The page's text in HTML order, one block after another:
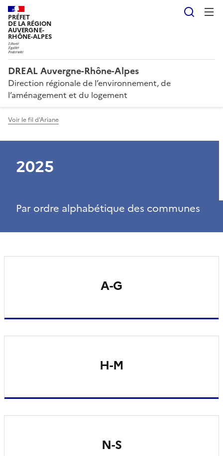
PRÉFET
DE LA RÉGION
AUVERGNE-
RHÔNE-ALPES
DREAL Auvergne-Rhône-Alpes
Direction régionale de l’environnement, de
l’aménagement et du logement
Voir le fil d'Ariane
2025
Par ordre alphabétique des communes
A-G
H-M
N-S